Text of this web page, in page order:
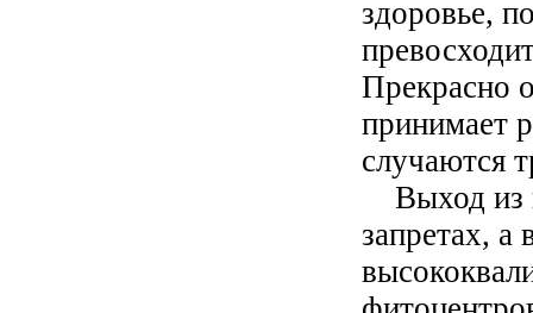
здоровье,
Прекрасно
принимает
случаются
Выход из
запретах, а